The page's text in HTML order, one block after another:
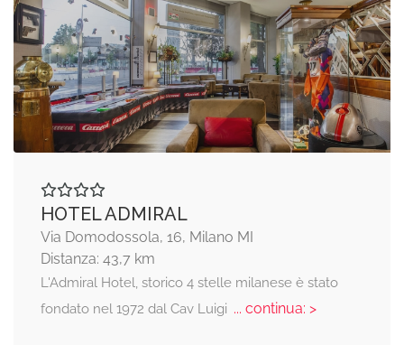
HOTEL ADMIRAL
Via Domodossola, 16, Milano MI
Distanza: 43,7 km
L'Admiral Hotel, storico 4 stelle milanese è stato
fondato nel 1972 dal Cav Luigi ... continua: >